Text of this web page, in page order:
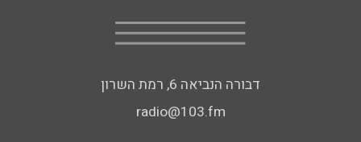
דבורה הנביאה 6, רמת השרון
radio@103.fm